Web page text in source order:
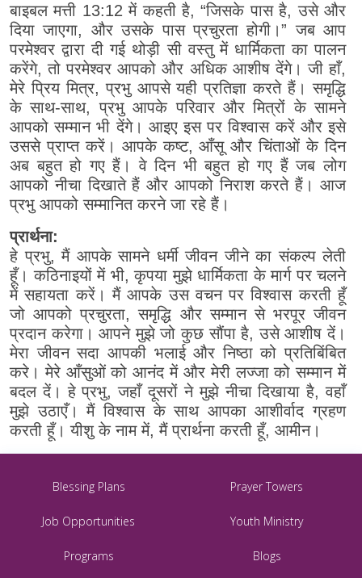
बाइबल मत्ती 13:12 में कहती है, “जिसके पास है, उसे और
दिया जाएगा, और उसके पास प्रचुरता होगी।” जब आप
परमेश्वर द्वारा दी गई थोड़ी सी वस्तु में धार्मिकता का पालन
करेंगे, तो परमेश्वर आपको और अधिक आशीष देंगे। जी हाँ,
मेरे प्रिय मित्र, प्रभु आपसे यही प्रतिज्ञा करते हैं। समृद्धि
के साथ-साथ, प्रभु आपके परिवार और मित्रों के सामने
आपको सम्मान भी देंगे। आइए इस पर विश्वास करें और इसे
उससे प्राप्त करें। आपके कष्ट, आँसू और चिंताओं के दिन
अब बहुत हो गए हैं। वे दिन भी बहुत हो गए हैं जब लोग
आपको नीचा दिखाते हैं और आपको निराश करते हैं। आज
प्रभु आपको सम्मानित करने जा रहे हैं।
प्रार्थना:
हे प्रभु, मैं आपके सामने धर्मी जीवन जीने का संकल्प लेती
हूँ। कठिनाइयों में भी, कृपया मुझे धार्मिकता के मार्ग पर चलने
में सहायता करें। मैं आपके उस वचन पर विश्वास करती हूँ
जो आपको प्रचुरता, समृद्धि और सम्मान से भरपूर जीवन
प्रदान करेगा। आपने मुझे जो कुछ सौंपा है, उसे आशीष दें।
मेरा जीवन सदा आपकी भलाई और निष्ठा को प्रतिबिंबित
करे। मेरे आँसुओं को आनंद में और मेरी लज्जा को सम्मान में
बदल दें। हे प्रभु, जहाँ दूसरों ने मुझे नीचा दिखाया है, वहाँ
मुझे उठाएँ। मैं विश्वास के साथ आपका आशीर्वाद ग्रहण
करती हूँ। यीशु के नाम में, मैं प्रार्थना करती हूँ, आमीन।
Blessing Plans Prayer Towers
Job Opportunities Youth Ministry
Programs Blogs